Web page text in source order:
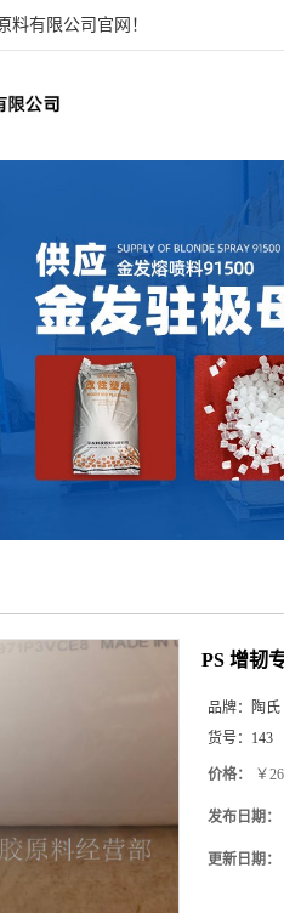
料有限公司官网！
PS 增韧
品牌：
陶氏
货号： 143
价格： ￥
发布日期：
更新日期：